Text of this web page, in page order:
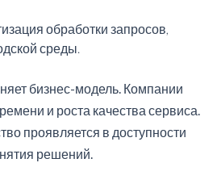
обработки запросов,
среды.
бизнес-модель. Компании
и роста качества сервиса.
проявляется в доступности
решений.